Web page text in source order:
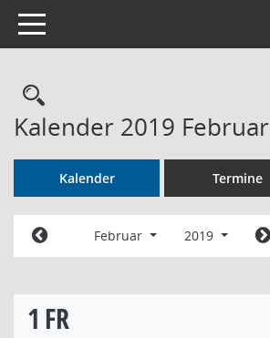
Toggle navigation
Rechercheauswahl
Kalender 2019 Februar
Kalender Termine
Februar 2019
1 FR